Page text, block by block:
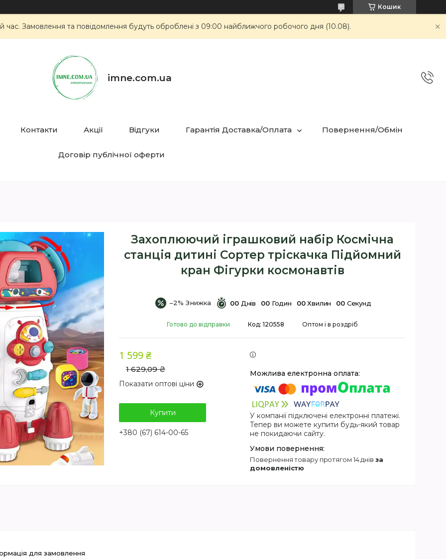
Кошик
час. Замовлення та повідомлення будуть оброблені з 09:00 найближчого робочого дня (10.08).
imne.com.ua
Контакти Акції Відгуки Гарантія Доставка/Оплата Повернення/Обмін
Договір публічної оферти
Захоплюючий іграшковий набір Космічна
станція дитині Сортер тріскачка Підйомний
кран Фігурки космонавтів
–2% 00 Днів 00 Годин 00 Хвилин 00 Секунд
Готово до відправки Оптом і в роздріб
Код: 120558
1 629,09 ₴
1 599 ₴
Показати оптові ціни
Купити
+380 (67) 614-00-65
У компанії підключені електронні платежі.
Тепер ви можете купити будь-який товар
не покидаючи сайту.
повернення товару протягом 14 днів за
домовленістю
для замовлення